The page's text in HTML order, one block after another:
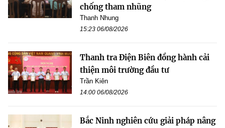
chống tham nhũng
Thanh Nhung
15:23 06/08/2026
Thanh tra Điện Biên đồng hành cải
thiện môi trường đầu tư
Trần Kiên
14:00 06/08/2026
Bắc Ninh nghiên cứu giải pháp nâng